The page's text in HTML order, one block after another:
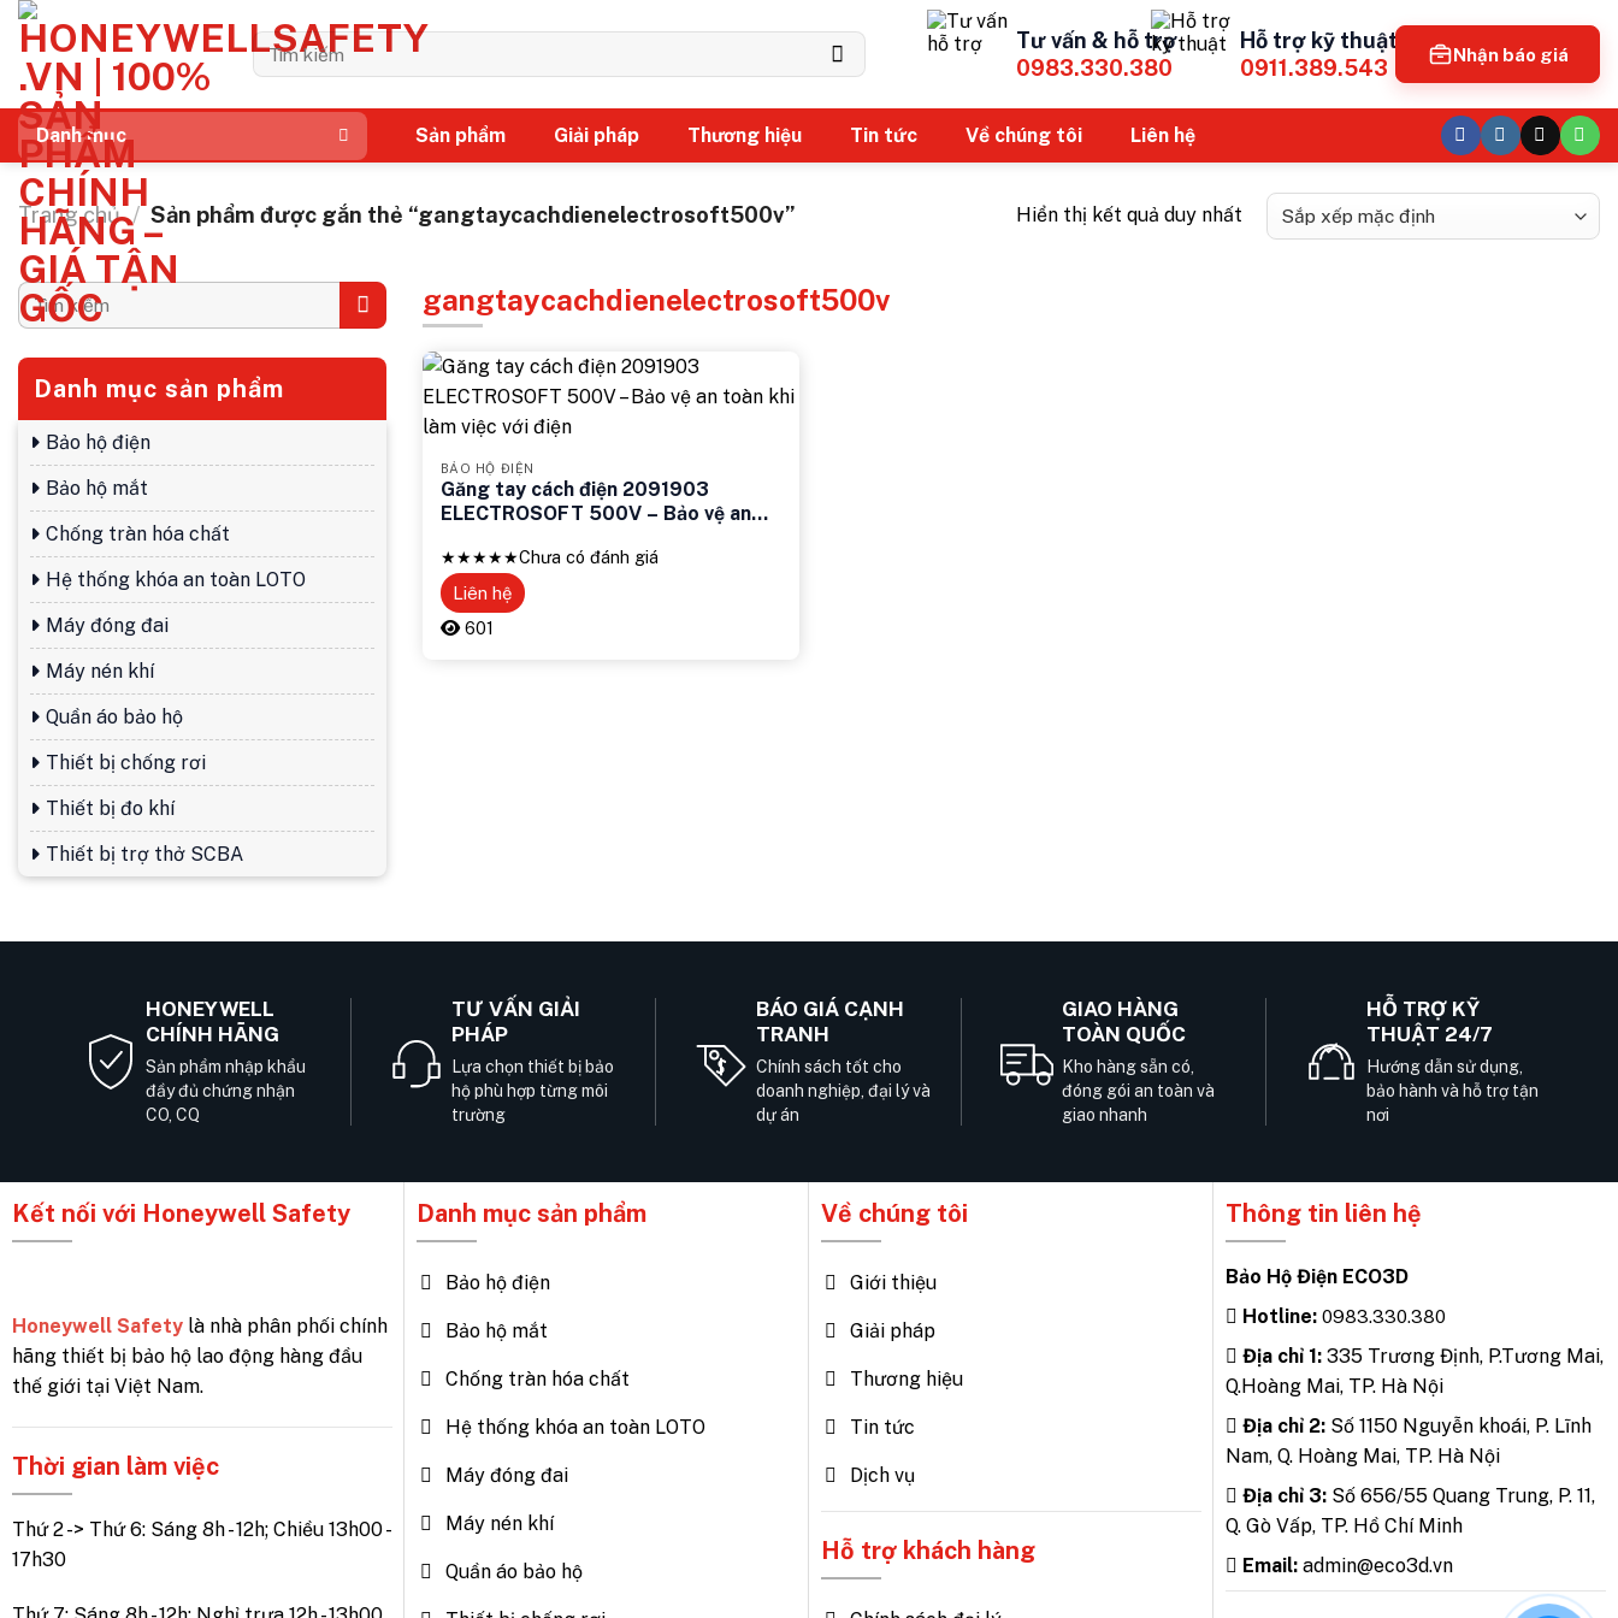
Bỏ
qua
dung
Tìm
kiếm:
Tư vấn & hỗ trợ
0983.330.380
Hỗ trợ kỹ thuật
0911.389.543
Nhận báo giá
Danh mục Sản phẩm Giải pháp Thương hiệu Tin tức Về chúng tôi Liên hệ
Trang chủ / Sản phẩm được gắn thẻ “gangtaycachdienelectrosoft500v” Hiển thị kết quả duy nhất
Tìm
kiếm:
Danh mục sản phẩm
Bảo hộ điện
Bảo hộ mắt
Chống tràn hóa chất
Hệ thống khóa an toàn LOTO
Máy đóng đai
Máy nén khí
Quần áo bảo hộ
Thiết bị chống rơi
Thiết bị đo khí
Thiết bị trợ thở SCBA
gangtaycachdienelectrosoft500v
BẢO HỘ ĐIỆN
Găng tay cách điện 2091903
ELECTROSOFT 500V – Bảo vệ an
★★★★★Chưa có đánh giá
Liên hệ
601
HONEYWELL
CHÍNH HÃNG
Sản phẩm nhập khẩu
đầy đủ chứng nhận
CO, CQ
TƯ VẤN GIẢI
PHÁP
Lựa chọn thiết bị bảo
hộ phù hợp từng môi
trường
BÁO GIÁ CẠNH
TRANH
Chính sách tốt cho
doanh nghiệp, đại lý và
dự án
GIAO HÀNG
TOÀN QUỐC
Kho hàng sẵn có,
đóng gói an toàn và
giao nhanh
HỖ TRỢ KỸ
THUẬT 24/7
Hướng dẫn sử dụng,
bảo hành và hỗ trợ tận
nơi
Kết nối với Honeywell Safety
Honeywell Safety là nhà phân phối chính
hãng thiết bị bảo hộ lao động hàng đầu
thế giới tại Việt Nam.
Thời gian làm việc
Thứ 2 -> Thứ 6: Sáng 8h - 12h; Chiều 13h00 -
17h30
Danh mục sản phẩm
Bảo hộ điện
Bảo hộ mắt
Chống tràn hóa chất
Hệ thống khóa an toàn LOTO
Máy đóng đai
Máy nén khí
Quần áo bảo hộ
Về chúng tôi
Giới thiệu
Giải pháp
Thương hiệu
Tin tức
Dịch vụ
Hỗ trợ khách hàng
Thông tin liên hệ
Bảo Hộ Điện ECO3D
Hotline: 0983.330.380
Địa chỉ 1: 335 Trương Định, P.Tương Mai,
Q.Hoàng Mai, TP. Hà Nội
Địa chỉ 2: Số 1150 Nguyễn khoái, P. Lĩnh
Nam, Q. Hoàng Mai, TP. Hà Nội
Địa chỉ 3: Số 656/55 Quang Trung, P. 11,
Q. Gò Vấp, TP. Hồ Chí Minh
Email: admin@eco3d.vn